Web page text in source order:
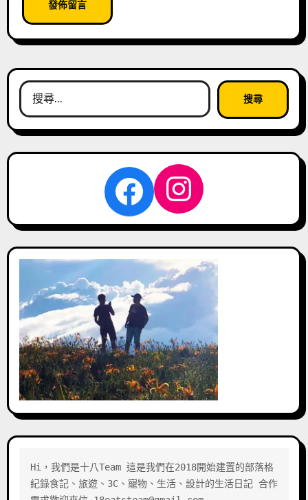
搜
尋
關
Facebook
Hi，我們是十八Team 這是我們在2018開始建置的部落格
紀錄食記、旅遊、3C、寵物、生活、設計的生活日記 合作